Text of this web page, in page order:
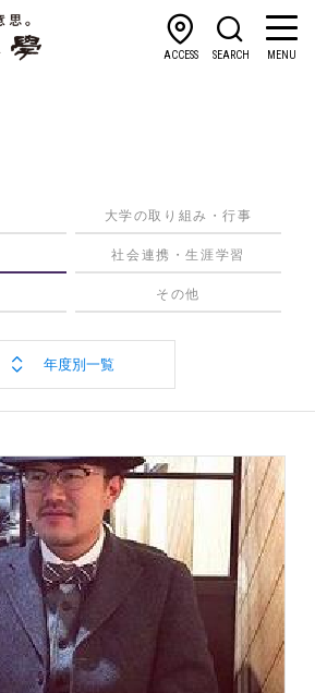
ACCESS SEARCH MENU
大学の取り組み・行事
社会連携・生涯学習
その他